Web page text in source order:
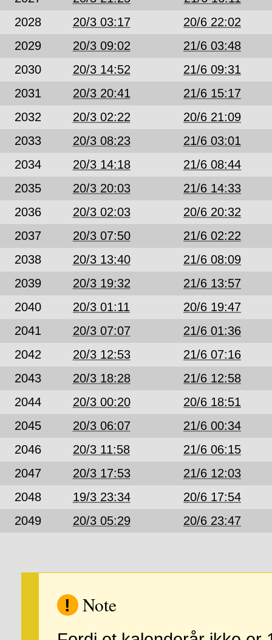
2028
20/3 03:17
20/6 22:02
2029
20/3 09:02
21/6 03:48
2030
20/3 14:52
21/6 09:31
2031
20/3 20:41
21/6 15:17
2032
20/3 02:22
20/6 21:09
2033
20/3 08:23
21/6 03:01
2034
20/3 14:18
21/6 08:44
2035
20/3 20:03
21/6 14:33
2036
20/3 02:03
20/6 20:32
2037
20/3 07:50
21/6 02:22
2038
20/3 13:40
21/6 08:09
2039
20/3 19:32
21/6 13:57
2040
20/3 01:11
20/6 19:47
2041
20/3 07:07
21/6 01:36
2042
20/3 12:53
21/6 07:16
2043
20/3 18:28
21/6 12:58
2044
20/3 00:20
20/6 18:51
2045
20/3 06:07
21/6 00:34
2046
20/3 11:58
21/6 06:15
2047
20/3 17:53
21/6 12:03
2048
19/3 23:34
20/6 17:54
2049
20/3 05:29 20/6 23:47
! Note